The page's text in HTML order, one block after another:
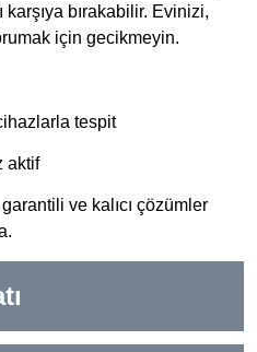
bırakabilir. Evinizi,
için gecikmeyin.
tespit
aktif
ve kalıcı çözümler